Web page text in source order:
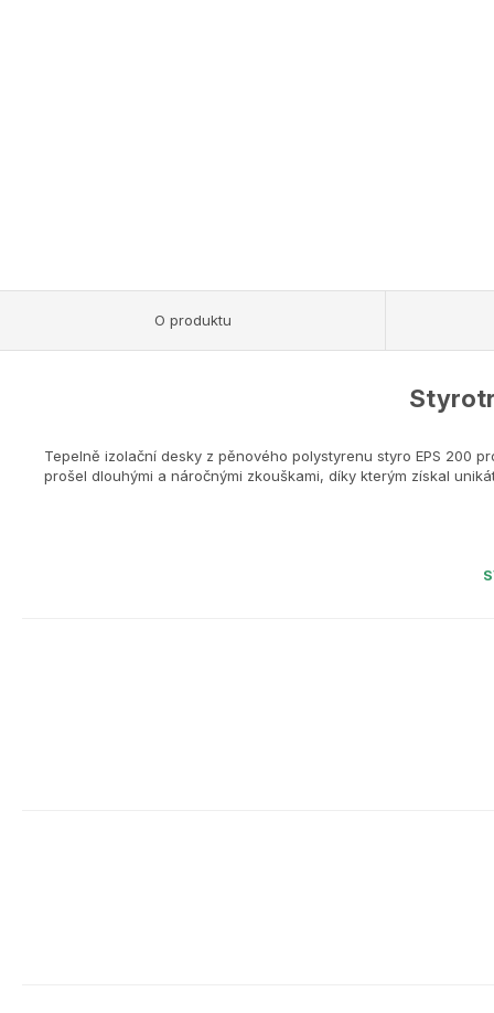
O produktu
Tepelně izolační desky z pěnového polystyrenu styro EPS 200
prošel dlouhými a náročnými zkouškami, díky kterým získal